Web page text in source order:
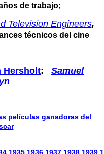
de trabajo;
Television Engineers,
técnicos del cine
Hersholt: Samuel
películas ganadoras del